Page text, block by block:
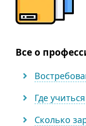
Все о
Где учиться
Сколько